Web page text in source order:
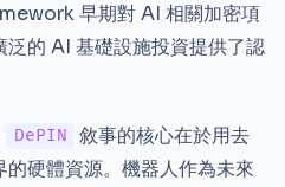
早期對 AI 相關加密項
泛的 AI 基礎設施投資提供了認
DePIN
敘事的核心在於用去
硬體資源。機器人作為未來